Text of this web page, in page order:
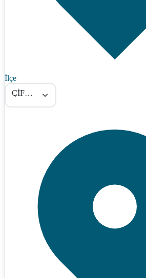
İlçe
ÇİFTLİKKÖY